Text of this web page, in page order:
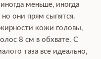
меньше, иногда
они прям сыпятся.
кожи головы,
8 см в обхвате. С
таза все идеально,